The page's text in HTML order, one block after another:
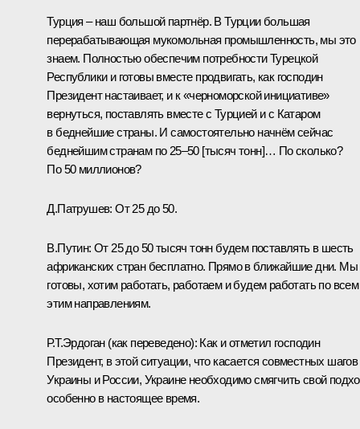
Турция – наш большой партнёр. В Турции большая
перерабатывающая мукомольная промышленность, мы это
знаем. Полностью обеспечим потребности Турецкой
Республики и готовы вместе продвигать, как господин
Президент настаивает, и к «черноморской инициативе»
вернуться, поставлять вместе с Турцией и с Катаром
в беднейшие страны. И самостоятельно начнём сейчас
беднейшим странам по 25–50 [тысяч тонн]… По сколько?
По 50 миллионов?
Д.Патрушев: От 25 до 50.
В.Путин: От 25 до 50 тысяч тонн будем поставлять в шесть
африканских стран бесплатно. Прямо в ближайшие дни. Мы
готовы, хотим работать, работаем и будем работать по всем
этим направлениям.
Р.Т.Эрдоган (как переведено): Как и отметил господин
Президент, в этой ситуации, что касается совместных шагов
Украины и России, Украине необходимо смягчить свой
особенно в настоящее время.